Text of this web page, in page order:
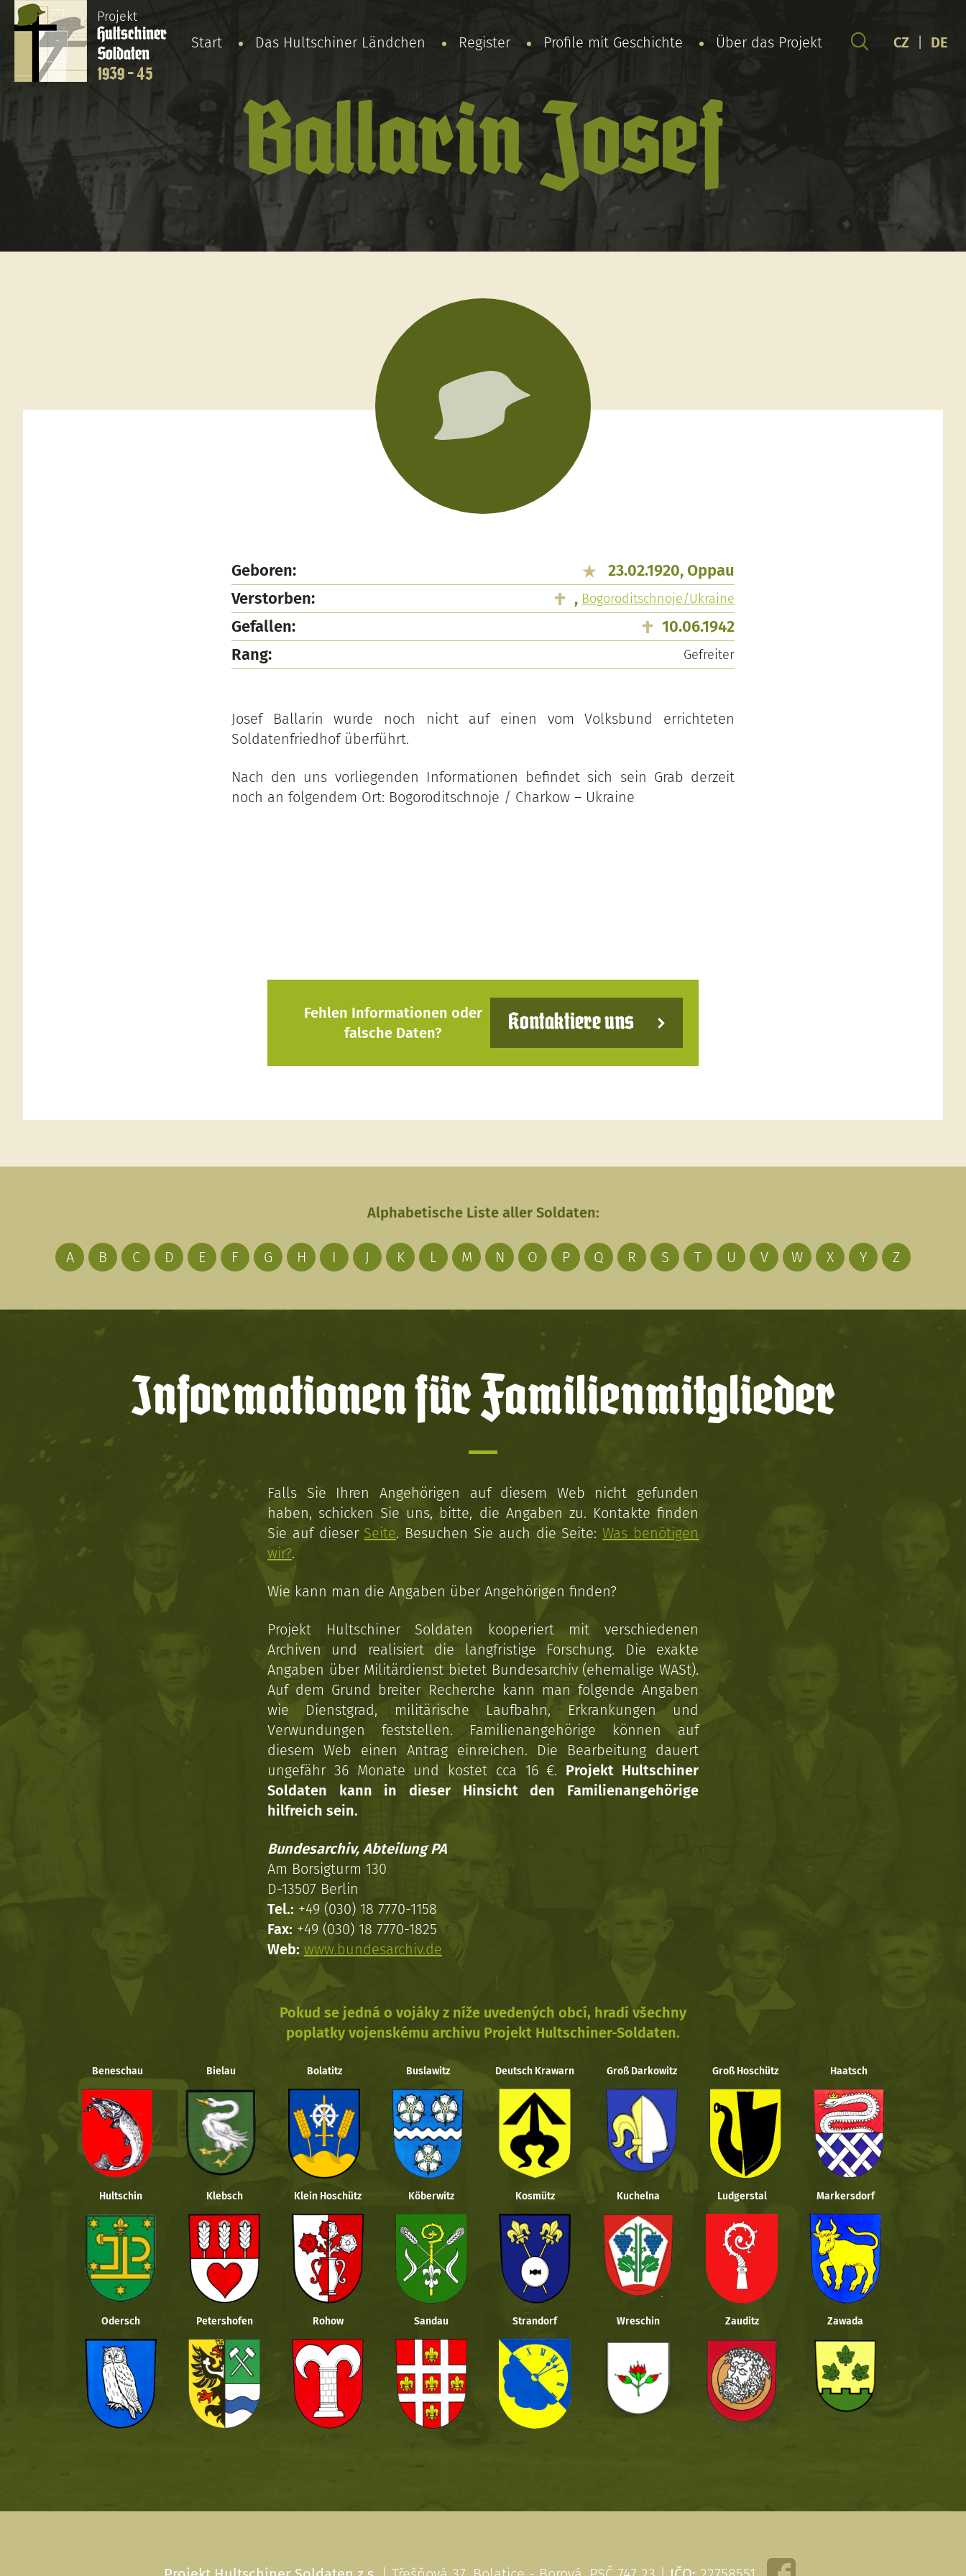
Projekt
Hultschiner
Soldaten
1939 - 45
Start Das Hultschiner Ländchen Register Profile mit Geschichte Über das Projekt CZ DE
Ballarin Josef
Geboren:
23.02.1920, Oppau
Verstorben:
, Bogoroditschnoje/Ukraine
Gefallen:
10.06.1942
Rang:
Gefreiter
Josef Ballarin wurde noch nicht auf einen vom Volksbund errichteten
Soldatenfriedhof überführt.
Nach den uns vorliegenden Informationen befindet sich sein Grab derzeit
noch an folgendem Ort: Bogoroditschnoje / Charkow – Ukraine
Fehlen Informationen oder
falsche Daten?
Kontaktiere uns
Alphabetische Liste aller Soldaten:
A B C D E F G H I J K L M N O P Q R S T U V W X Y Z
Informationen für Familienmitglieder
Falls Sie Ihren Angehörigen auf diesem Web nicht gefunden
haben, schicken Sie uns, bitte, die Angaben zu. Kontakte finden
Sie auf dieser Seite. Besuchen Sie auch die Seite:Was benötigen
wir?.
Wie kann man die Angaben über Angehörigen finden?
Projekt Hultschiner Soldaten kooperiert mit verschiedenen
Archiven und realisiert die langfristige Forschung. Die exakte
Angaben über Militärdienst bietet Bundesarchiv (ehemalige WASt).
Auf dem Grund breiter Recherche kann man folgende Angaben
wie Dienstgrad, militärische Laufbahn, Erkrankungen und
Verwundungen feststellen. Familienangehörige können auf
diesem Web einen Antrag einreichen. Die Bearbeitung dauert
ungefähr 36 Monate und kostet cca 16 €. Projekt Hultschiner
Soldaten kann in dieser Hinsicht den Familienangehörige
hilfreich sein.
Bundesarchiv, Abteilung PA
Am Borsigturm 130
D-13507 Berlin
Tel.: +49 (030) 18 7770-1158
Fax: +49 (030) 18 7770-1825
Web: www.bundesarchiv.de
Pokud se jedná o vojáky z níže uvedených obcí, hradí všechny
poplatky vojenskému archivu Projekt Hultschiner-Soldaten.
Beneschau Bielau Bolatitz Buslawitz Deutsch Krawarn Groß Darkowitz Groß Hoschütz Haatsch
Hultschin Klebsch Klein Hoschütz Köberwitz Kosmütz Kuchelna Ludgerstal Markersdorf
Odersch Petershofen Rohow Sandau Strandorf Wreschin Zauditz Zawada